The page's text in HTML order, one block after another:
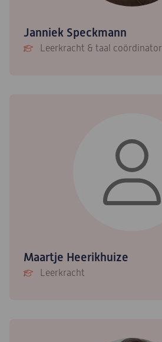
Janniek Speckmann
Leerkracht & taal coördinator
Maartje Heerikhuize
Leerkracht